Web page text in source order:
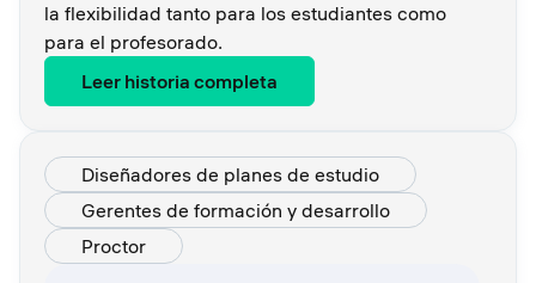
la flexibilidad tanto para los estudiantes como
para el profesorado.
Leer historia completa
Diseñadores de planes de estudio
Gerentes de formación y desarrollo
Proctor